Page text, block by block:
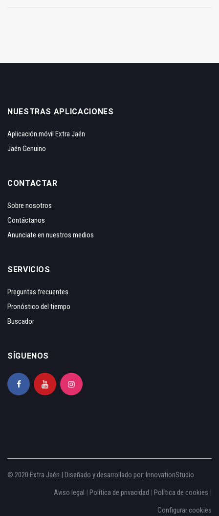
NUESTRAS APLICACIONES
Aplicación móvil Extra Jaén
Jaén Genuino
CONTACTAR
Sobre nosotros
Contáctanos
Anunciate en nuestros medios
SERVICIOS
Preguntas frecuentes
Pronóstico del tiempo
Buscador
SÍGUENOS
© 2020 Extra Jaén | Diseñado y desarrollado por: InnovationStudio
Aviso legal | Política de privacidad | Política de cookies |
Configurar cookies